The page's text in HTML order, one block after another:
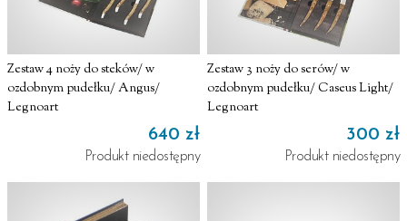
Zestaw 4 noży do steków/ w
ozdobnym pudełku/ Angus/
Legnoart
640 zł
Produkt niedostępny
Zestaw 3 noży do serów/ w
ozdobnym pudełku/ Caseus Light/
Legnoart
300 zł
Produkt niedostępny